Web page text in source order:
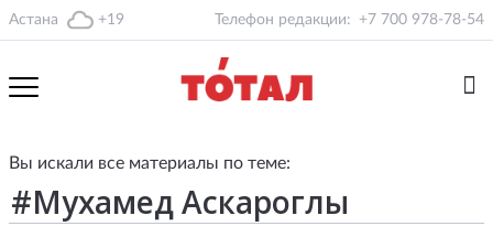
Астана +19 Телефон редакции: +7 700 978-78-54
Вы искали все материалы по теме: